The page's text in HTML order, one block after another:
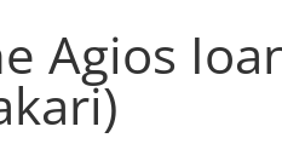
Agios